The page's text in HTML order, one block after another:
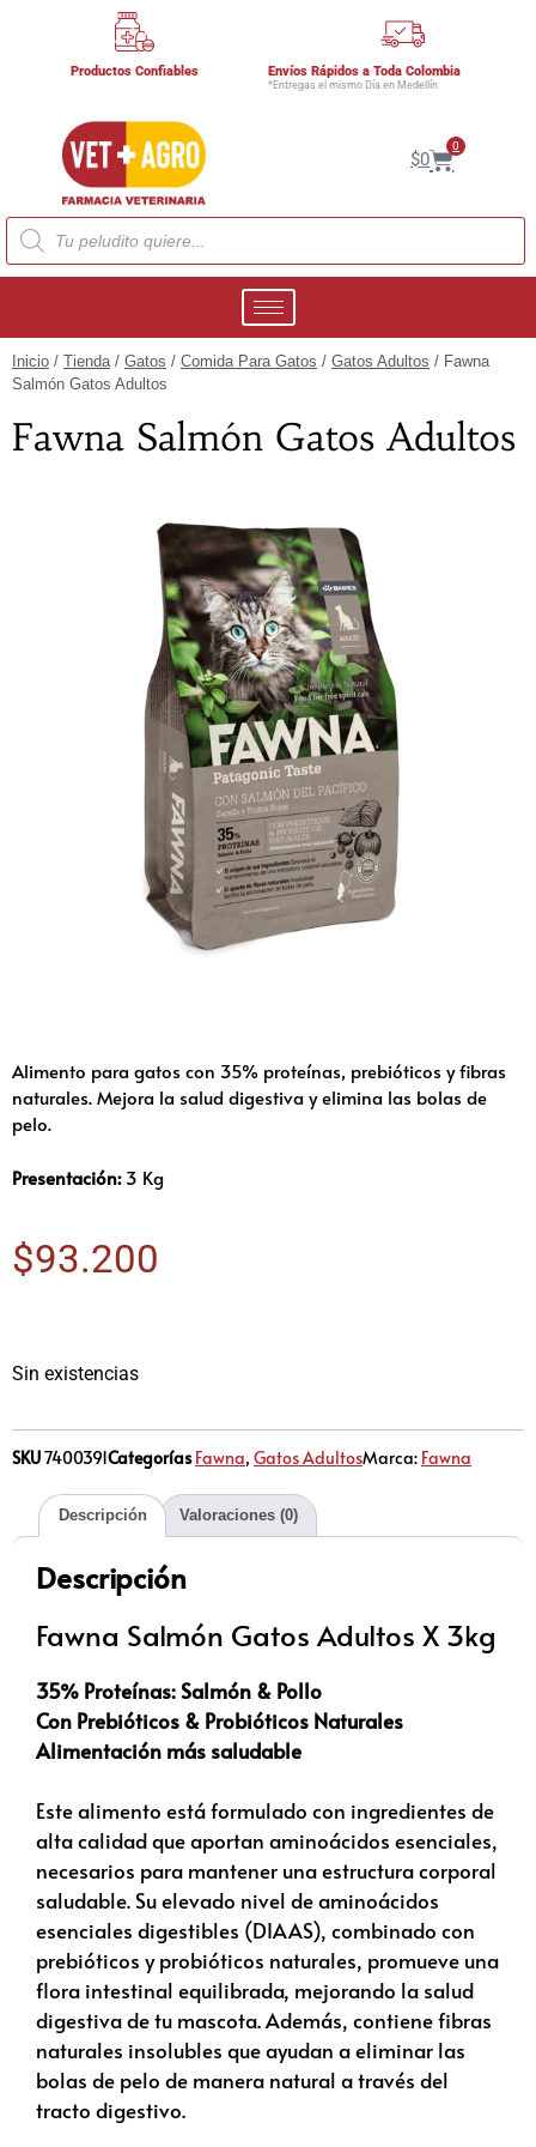
Productos Confiables Envíos Rápidos a Toda Colombia
*Entregas el mismo Día en Medellín
$0
0
Inicio / Tienda/ Gatos / Comida Para Gatos / Gatos Adultos / Fawna
Salmón Gatos Adultos
Fawna Salmón Gatos Adultos
Alimento para gatos con 35% proteínas, prebióticos y fibras
naturales. Mejora la salud digestiva y elimina las bolas de
pelo.
Presentación:3 Kg
$93.200
Sin existencias
SKU7400391Categorías Fawna, Gatos AdultosMarca: Fawna
Descripción Valoraciones (0)
Descripción
Fawna Salmón Gatos Adultos X 3kg
35% Proteínas: Salmón & Pollo
Con Prebióticos & Probióticos Naturales
Alimentación más saludable
Este alimento está formulado con ingredientes de
alta calidad que aportan aminoácidos esenciales,
necesarios para mantener una estructura corporal
saludable. Su elevado nivel de aminoácidos
esenciales digestibles (DIAAS), combinado con
prebióticos y probióticos naturales, promueve una
flora intestinal equilibrada, mejorando la salud
digestiva de tu mascota. Además, contiene fibras
naturales insolubles que ayudan a eliminar las
bolas de pelo de manera natural a través del
tracto digestivo.